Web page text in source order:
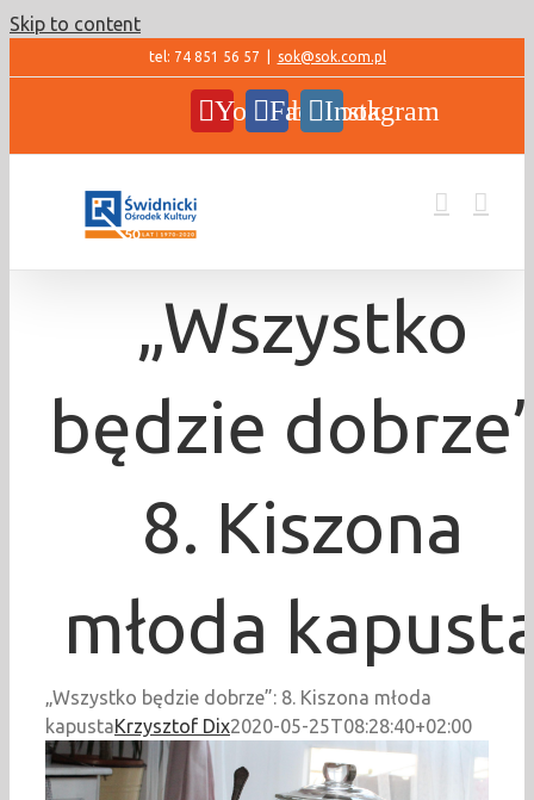
Skip to content
tel: 74 851 56 57 sok@sok.com.pl
YouTubeFacebookInstagram
„Wszystko
będzie
8. Kiszona
młoda
„Wszystko będzie dobrze”: 8. Kiszona młoda
kapustaKrzysztof Dix2020-05-25T08:28:40+02:00